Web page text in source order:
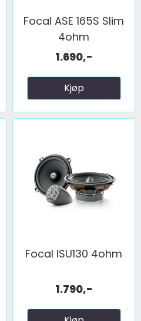
Focal ASE 165S Slim
4ohm
1.690,-
Kjøp
Focal ISU130 4ohm
1.790,-